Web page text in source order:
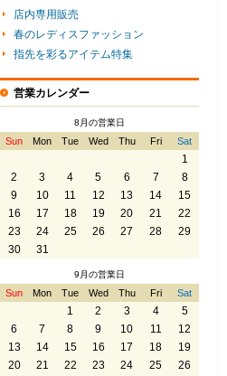
店内専用販売
春のレディスファッション
指先を彩るアイテム特集
営業カレンダー
8月の営業日
Sun Mon Tue Wed Thu Fri Sat
1
2
3 4 5 6 7
8
9
10 11 12 13 14
15
16
17 18 19 20 21
22
23
24 25 26 27 28
29
30
31
9月の営業日
Sun Mon Tue Wed Thu Fri Sat
1 2 3 4
5
6
7 8 9 10 11
12
13
14 15 16 17 18
19
20
21 22 23 24 25
26